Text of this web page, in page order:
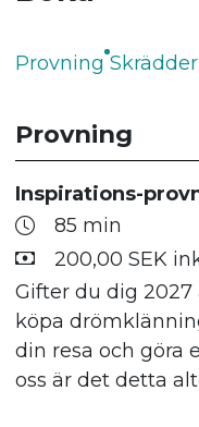
Provning
Provning
Inspirations-
85 min
200,00 SEK
Gifter du dig
köpa
din resa och göra
oss är det detta